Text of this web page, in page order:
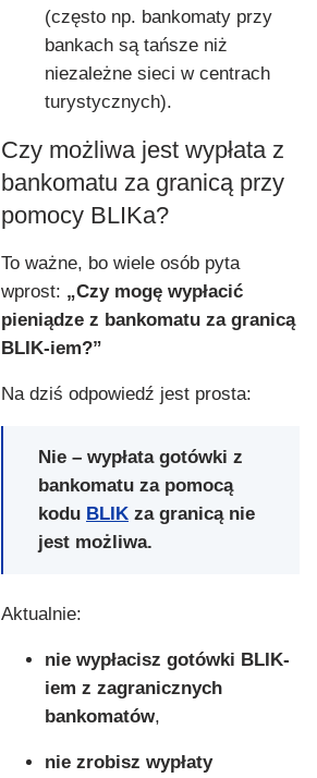
(często np. bankomaty przy
bankach są tańsze niż
niezależne sieci w centrach
turystycznych).
Czy możliwa jest wypłata z
bankomatu za granicą przy
pomocy BLIKa?
To ważne, bo wiele osób pyta
wprost: „Czy mogę wypłacić
pieniądze z bankomatu za granicą
BLIK-iem?”
Na dziś odpowiedź jest prosta:
Nie – wypłata gotówki z
bankomatu za pomocą
kodu BLIK za granicą nie
jest możliwa.
Aktualnie:
nie wypłacisz gotówki BLIK-
iem z zagranicznych
bankomatów,
nie zrobisz wypłaty